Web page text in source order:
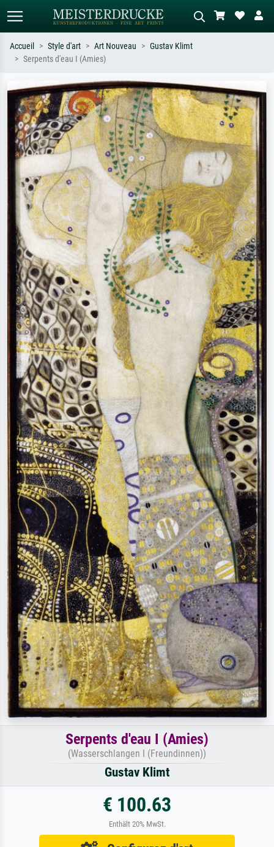
Recherchez par artiste, titre ou style –
ex. Monet, Nuit étoilée,
impressionnisme, vague de Hokusai,
nu.
Décrivez la scène – ex. prairie verte,
abstrait avec beaucoup de rouge,
tableau sombre, nu debout près d'un
arbre.
Accueil Style d'art Art Nouveau
Gustav Klimt
Serpents d'eau I (Amies)
Serpents d'eau I (Amies)
(Wasserschlangen I (Freundinnen))
Gustav Klimt
€ 100.63
Enthält 20% MwSt.